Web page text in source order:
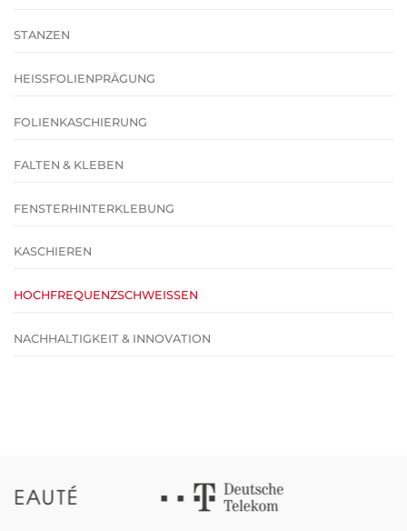
STANZEN
HEISSFOLIENPRÄGUNG
FOLIENKASCHIERUNG
FALTEN & KLEBEN
FENSTERHINTERKLEBUNG
KASCHIEREN
HOCHFREQUENZSCHWEISSEN
NACHHALTIGKEIT & INNOVATION